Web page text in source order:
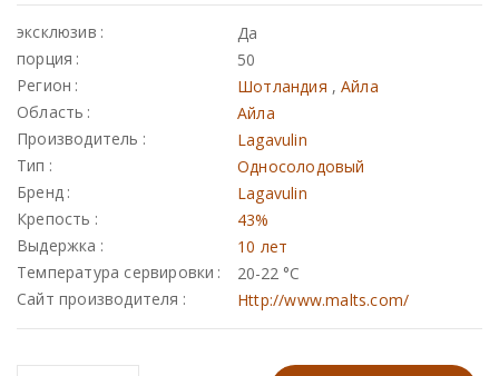
эксклюзив
Да
порция
50
Регион
Шотландия , Айла
Область
Айла
Производитель
Lagavulin
Тип
Односолодовый
Бренд
Lagavulin
Крепость
43%
Выдержка
10 лет
Температура сервировки
20-22 °С
Сайт производителя
Http://www.malts.com/
W ROYAL, SUNTORY 12 YO 43% IN BOX
0₸
Dewar`s
Green spot
Old smuggler
Highland park
Выдержка